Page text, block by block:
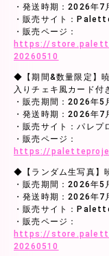
・発送時期：2026年7
・販売サイト：
・販売ページ：
https://
20260510
◆【期間&数量限定】
入りチェキ風カード
・販売期間：2026年
・発送時期：2026年7
・販売サイト：パレプ
・販売ページ：
https://
◆【ランダム生写真】
・販売期間：2026年
・発送時期：2026年7
・販売サイト：
・販売ページ：
https://
20260510